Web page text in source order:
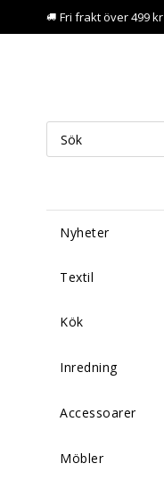
Fri frakt över 499 kr
Nyheter
Textil
Kök
Inredning
Accessoarer
Möbler